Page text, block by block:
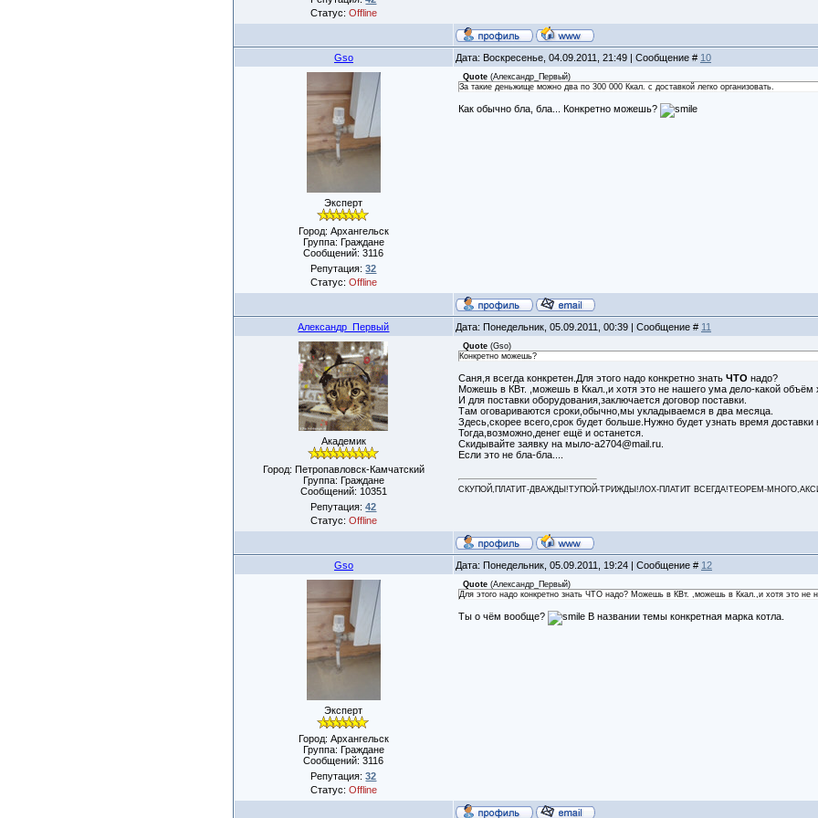
Статус: Offline
Gso Дата: Воскресенье, 04.09.2011, 21:49 | Сообщение # 10
Эксперт
Город: Архангельск
Группа: Граждане
Сообщений:3116
Репутация:32
Статус: Offline
Quote(Александр_Первый)
За такие деньжище можно два по 300 000 Ккал. с доставкой легко организовать.
Как обычно бла, бла... Конкретно можешь?
Александр_Первый Дата: Понедельник, 05.09.2011, 00:39 | Сообщение # 11
Академик
Город: Петропавловск-Камчатский
Группа: Граждане
Сообщений: 10351
Репутация:42
Статус: Offline
Quote(Gso)
Конкретно можешь?
Саня,я всегда конкретен.Для этого надо конкретно знать ЧТО надо?
Можешь в КВт. ,можешь в Ккал.,и хотя это не нашего ума дело-какой объём
И для поставки оборудования,заключается договор поставки.
Там оговариваются сроки,обычно,мы укладываемся в два месяца.
Здесь,скорее всего,срок будет больше.Нужно будет узнать время
Тогда,возможно,денег ещё и останется.
Скидывайте заявку на мыло-a2704@mail.ru.
Если это не бла-бла....
СКУПОЙ,ПЛАТИТ-ДВАЖДЫ!ТУПОЙ-ТРИЖДЫ!ЛОХ-ПЛАТИТ ВСЕГДА!ТЕОРЕМ-
Gso Дата: Понедельник, 05.09.2011, 19:24 | Сообщение # 12
Эксперт
Город: Архангельск
Группа: Граждане
Сообщений:3116
Репутация:32
Статус: Offline
Quote(Александр_Первый)
Для этого надо конкретно знать ЧТО надо? Можешь в КВт. ,можешь в Ккал.,и хотя это не
Ты о чём вообще? В названии темы конкретная марка котла.